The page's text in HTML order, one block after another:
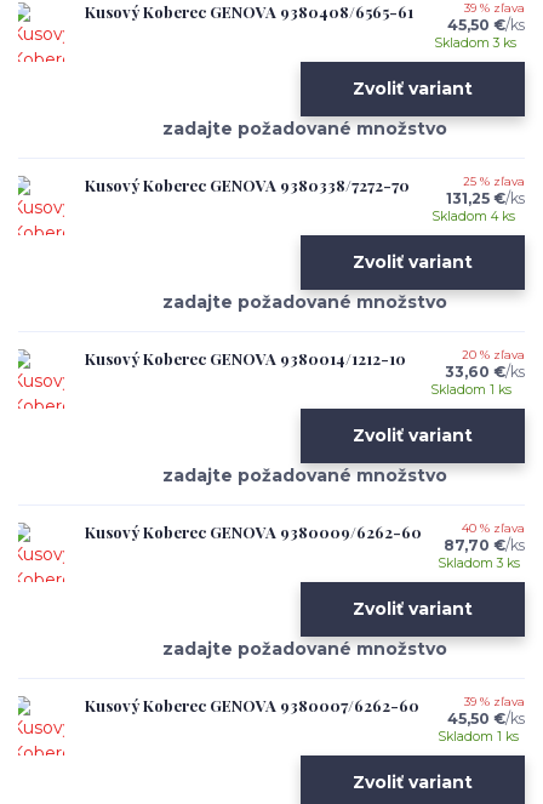
Kusový Koberec GENOVA 9380408/6565-61 39 % zľava
45,50 €/ks
Skladom 3 ks
Zvoliť variant
Kusový Koberec GENOVA 9380338/7272-70 25 % zľava
131,25 €/ks
Skladom 4 ks
Zvoliť variant
Kusový Koberec GENOVA 9380014/1212-10 20 % zľava
33,60 €/ks
Skladom 1 ks
Zvoliť variant
Kusový Koberec GENOVA 9380009/6262-60 40 % zľava
87,70 €/ks
Skladom 3 ks
Zvoliť variant
Kusový Koberec GENOVA 9380007/6262-60 39 % zľava
45,50 €/ks
Skladom 1 ks
Zvoliť variant